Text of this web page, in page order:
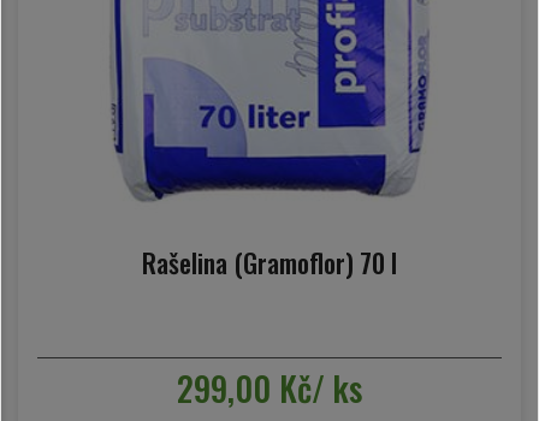
Rašelina (Gramoflor) 70 l
299,00 Kč/ ks